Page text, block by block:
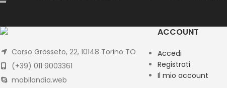
Corso Grosseto, 22, 10148 Torino TO
(+39) 011 9003361
mobilandia.web
ACCOUNT
Accedi
Registrati
Il mio account